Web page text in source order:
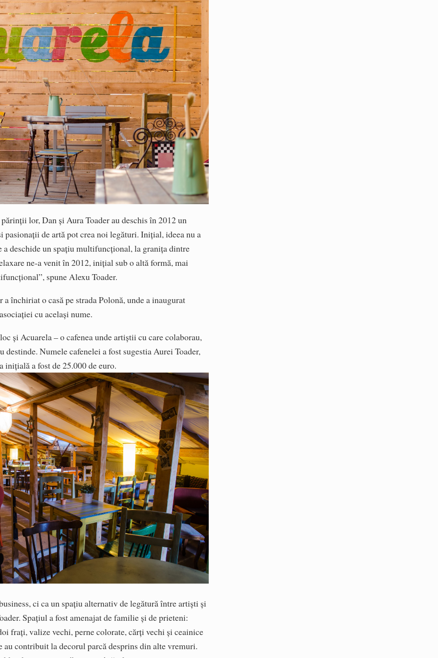
lor, Dan și Aura Toader au deschis în 2012 un
de artă pot crea noi legături. Inițial, ideea nu a
a deschide un spațiu multifuncțional, la granița dintre
ne-a venit în 2012, inițial sub o altă formă, mai
spune Alexu Toader.
închiriat o casă pe strada Polonă, unde a inaugurat
cu același nume.
și Acuarela – o cafenea unde artiștii cu care colaborau,
Numele cafenelei a fost sugestia Aurei Toader,
a fost de 25.000 de euro.
ci ca un spațiu alternativ de legătură între artiști și
Spațiul a fost amenajat de familie și de prieteni:
frați, valize vechi, perne colorate, cărți vechi și ceainice
au contribuit la decorul parcă desprins din alte vremuri.